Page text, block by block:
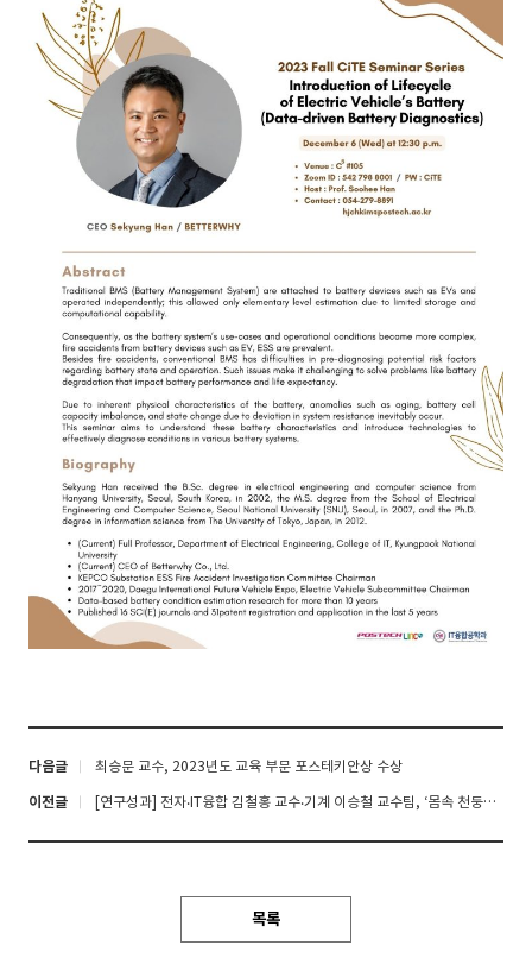
다음글 최승문 교수, 2023년도 교육 부문 포스테키안상 수상
이전글 [연구성과] 전자‧IT융합 김철홍 교수‧기계 이승철 교수팀, ‘몸속 천둥번개’, 딥러닝으로 더 빠르고 선명하게 혈관을 찍는다
목록